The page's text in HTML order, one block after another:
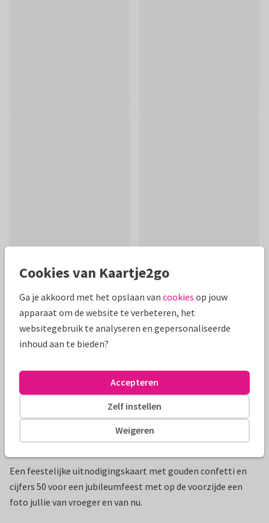
Mooie extra's bij je kaart
Een feestelijke uitnodigingskaart met gouden confetti en
cijfers 50 voor een jubileumfeest met op de voorzijde een
foto jullie van vroeger en van nu.
Cookies van Kaartje2go
Ga je akkoord met het opslaan van cookies op jouw
apparaat om de website te verbeteren, het
websitegebruik te analyseren en gepersonaliseerde
inhoud aan te bieden?
Weigeren
Zelf instellen
Accepteren